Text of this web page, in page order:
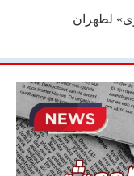
لطهران